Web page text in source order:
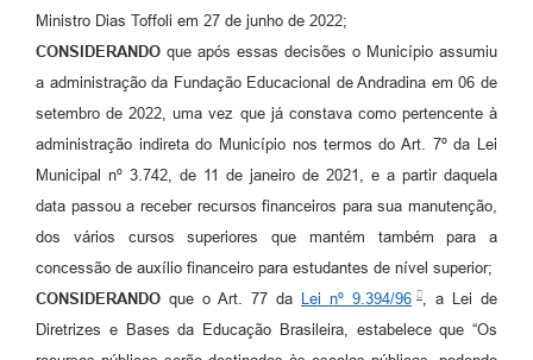
Ministro Dias Toffoli em 27 de junho de 2022;
CONSIDERANDO que após essas decisões o Município assumiu
a administração da Fundação Educacional de Andradina em 06 de
setembro de 2022, uma vez que já constava como pertencente à
administração indireta do Município nos termos do Art. 7º da Lei
Municipal nº 3.742, de 11 de janeiro de 2021, e a partir daquela
data passou a receber recursos financeiros para sua manutenção,
dos vários cursos superiores que mantém também para a
concessão de auxílio financeiro para estudantes de nível superior;
CONSIDERANDO que o Art. 77 da Lei nº 9.394/96
, a Lei de
Diretrizes e Bases da Educação Brasileira, estabelece que “Os